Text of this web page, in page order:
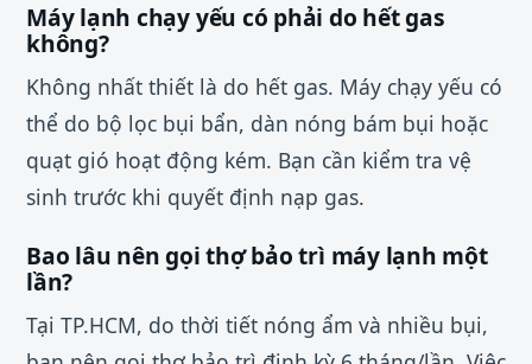
Máy lạnh chạy yếu có phải do hết gas
không?
Không nhất thiết là do hết gas. Máy chạy yếu có
thể do bộ lọc bụi bẩn, dàn nóng bám bụi hoặc
quạt gió hoạt động kém. Bạn cần kiểm tra vệ
sinh trước khi quyết định nạp gas.
Bao lâu nên gọi thợ bảo trì máy lạnh một
lần?
Tại TP.HCM, do thời tiết nóng ẩm và nhiều bụi,